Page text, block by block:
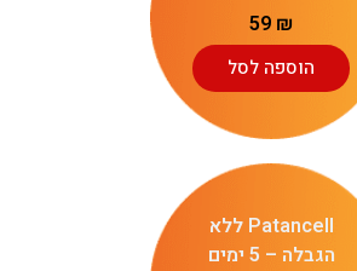
59 ₪
הוספה לסל
Patancell ללא
הגבלה – 5 ימים